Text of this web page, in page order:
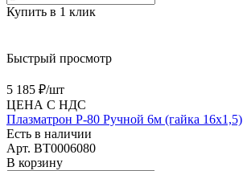
Купить в 1 клик
Быстрый просмотр
5 185 ₽/шт
ЦЕНА С НДС
Плазматрон P-80 Ручной 6м (гайка 16х1,5)
Есть в наличии
Арт. BT0006080
В корзину